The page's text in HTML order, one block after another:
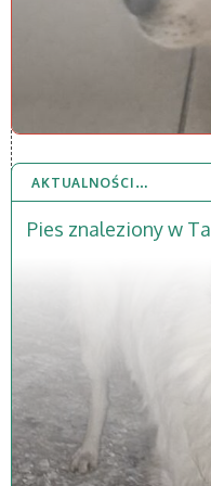
AKTUALNOŚCI…
Pies znaleziony w
2 STY 2026